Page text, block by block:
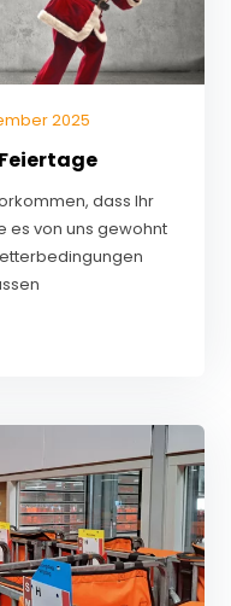
2025
dass Ihr
es von uns gewohnt